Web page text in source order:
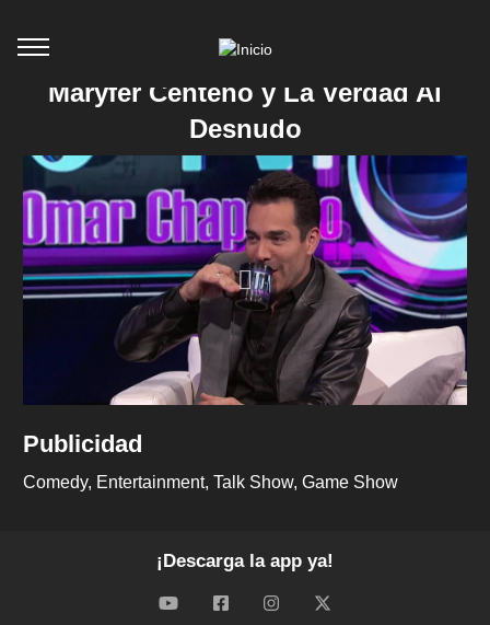
Maryfer Centeno y La Verdad Al
Desnudo
Publicidad
Comedy Entertainment Talk Show Game Show
¡Descarga la app ya!